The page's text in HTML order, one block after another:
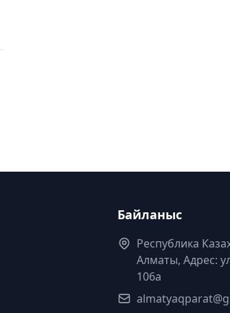
Байланыс
Республика
Алматы, Адрес:
106а